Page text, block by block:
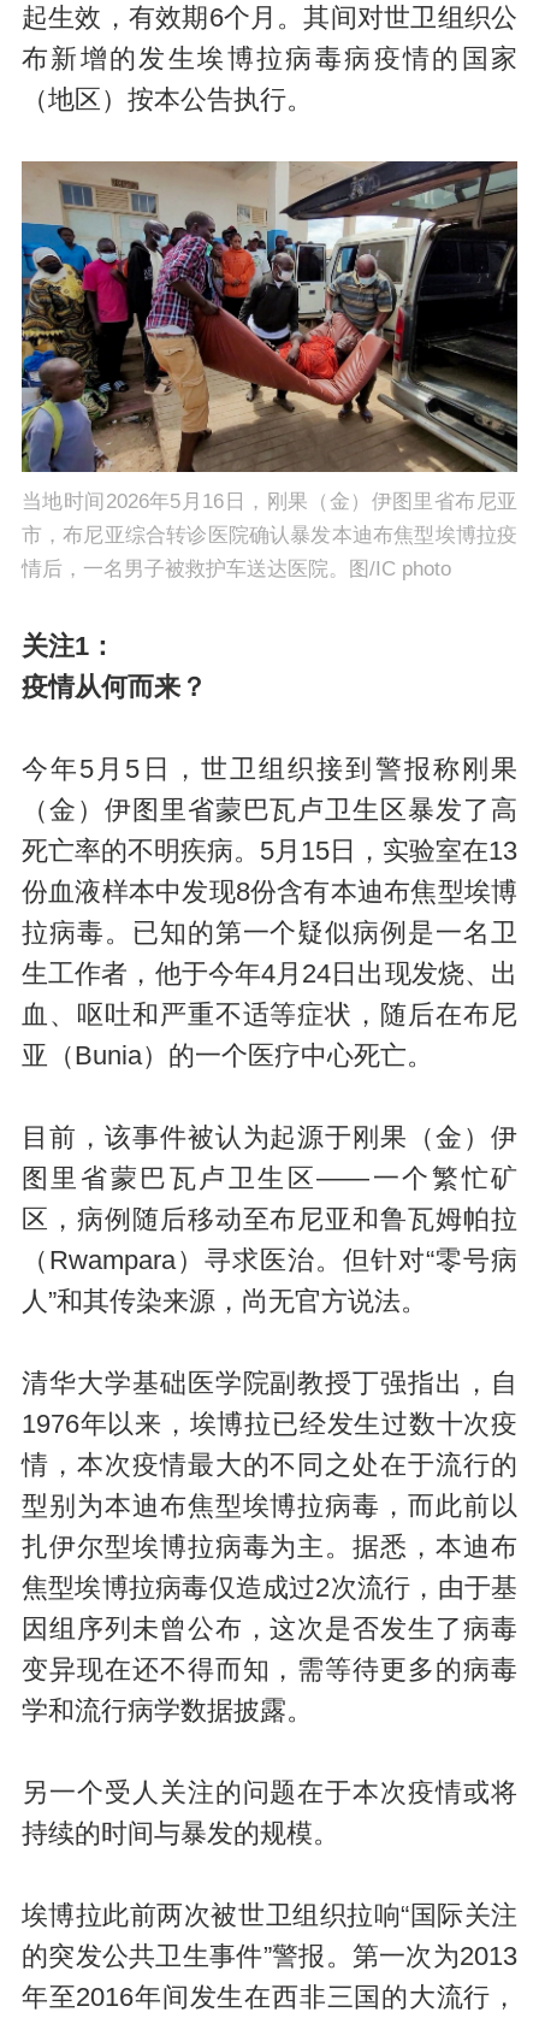
起生效，有效期6个月。其间对世卫组织公
布新增的发生埃博拉病毒病疫情的国家
（地区）按本公告执行。
当地时间2026年5月16日，刚果（金）伊图里省布尼亚
市，布尼亚综合转诊医院确认暴发本迪布焦型埃博拉疫
情后，一名男子被救护车送达医院。图/IC photo
关注1：
疫情从何而来？
今年5月5日，世卫组织接到警报称刚果
（金）伊图里省蒙巴瓦卢卫生区暴发了高
死亡率的不明疾病。5月15日，实验室在13
份血液样本中发现8份含有本迪布焦型埃博
拉病毒。已知的第一个疑似病例是一名卫
生工作者，他于今年4月24日出现发烧、出
血、呕吐和严重不适等症状，随后在布尼
亚（Bunia）的一个医疗中心死亡。
目前，该事件被认为起源于刚果（金）伊
图里省蒙巴瓦卢卫生区——一个繁忙矿
区，病例随后移动至布尼亚和鲁瓦姆帕拉
（Rwampara）寻求医治。但针对“零号病
人”和其传染来源，尚无官方说法。
清华大学基础医学院副教授丁强指出，自
1976年以来，埃博拉已经发生过数十次疫
情，本次疫情最大的不同之处在于流行的
型别为本迪布焦型埃博拉病毒，而此前以
扎伊尔型埃博拉病毒为主。据悉，本迪布
焦型埃博拉病毒仅造成过2次流行，由于基
因组序列未曾公布，这次是否发生了病毒
变异现在还不得而知，需等待更多的病毒
学和流行病学数据披露。
另一个受人关注的问题在于本次疫情或将
持续的时间与暴发的规模。
埃博拉此前两次被世卫组织拉响“国际关注
的突发公共卫生事件”警报。第一次为2013
年至2016年间发生在西非三国的大流行，